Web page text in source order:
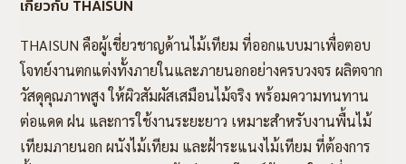
เกี่ยวกับ THAISUN
THAISUN คือผู้เชี่ยวชาญด้านไม้เทียม ที่ออกแบบมาเพื่อตอบ
โจทย์งานตกแต่งทั้งภายในและภายนอกอย่างครบวงจร ผลิตจาก
วัสดุคุณภาพสูง ให้ผิวสัมผัสเสมือนไม้จริง พร้อมความทนทาน
ต่อแดด ฝน และการใช้งานระยะยาว เหมาะสำหรับงานพื้นไม้
เทียมภายนอก ผนังไม้เทียม และฝ้าระแนงไม้เทียม ที่ต้องการ